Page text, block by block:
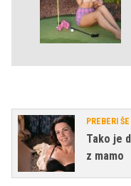
PREBERI ŠE
Tako je
z mamo